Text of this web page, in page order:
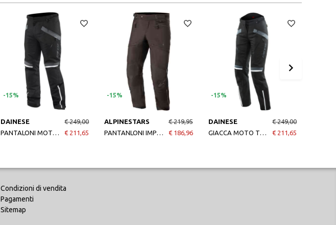
-15%
DAINESE
PANTALONI MOTO TEMPEST 3 DDRY PANTS 54 BLACKBLACKEBONY
€ 249,00
€ 211,65
-15%
ALPINESTARS
PANTANLONI IMPERMEABILI AST-1 V2 BLACK
€ 219,95
€ 186,96
-15%
DAINESE
GIACCA MOTO TEMPEST 3 LADY DDRY PANTS BLACKBLACKEBONY
€ 249,00
€ 211,65
Condizioni di vendita
Pagamenti
Sitemap